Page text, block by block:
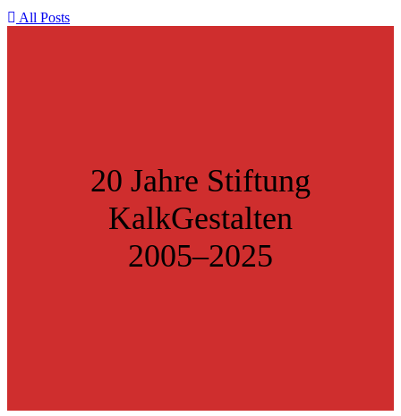
All Posts
20 Jahre Stiftung
KalkGestalten
2005–2025